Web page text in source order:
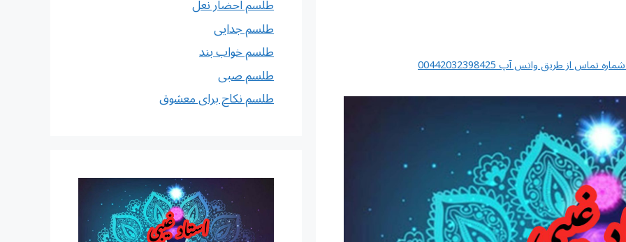
از طریق واتس آپ 00442032398425
طلسم احضار نعل
طلسم جدایی
طلسم خواب بند
طلسم صبی
طلسم نکاح برای معشوق